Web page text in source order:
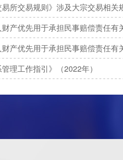
所交易规则》涉及大宗交易相关
财产优先用于承担民事赔偿责任有
财产优先用于承担民事赔偿责任有
理工作指引》（2022年）